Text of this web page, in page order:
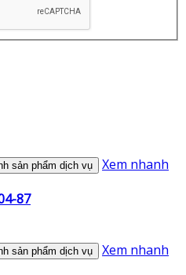
sản phẩm dịch vụ Xem nhanh
87
sản phẩm dịch vụ Xem nhanh